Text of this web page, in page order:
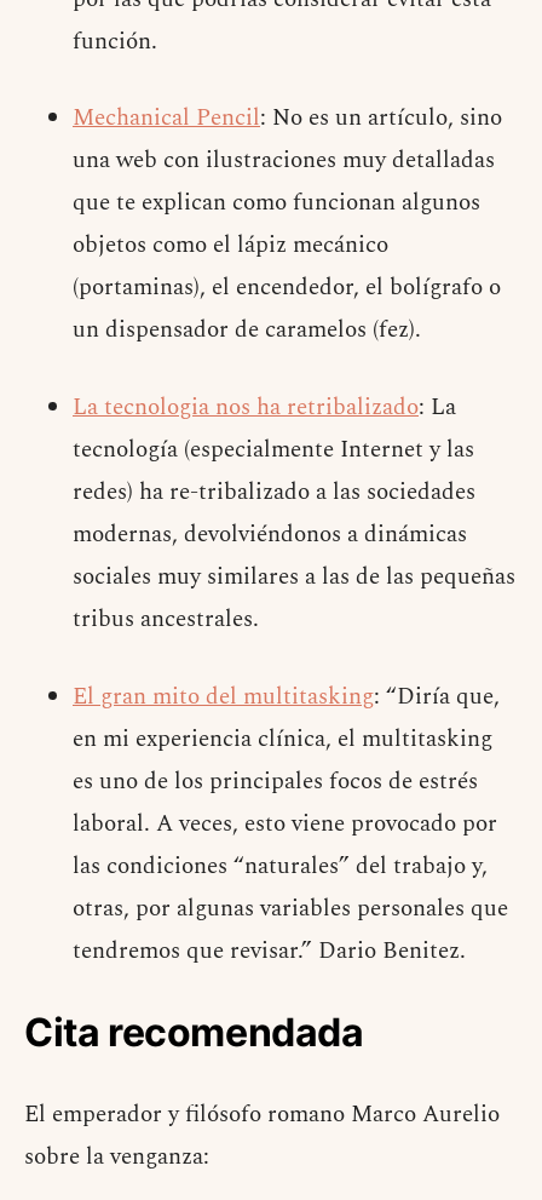
función.
Mechanical Pencil: No es un artículo, sino
una web con ilustraciones muy detalladas
que te explican como funcionan algunos
objetos como el lápiz mecánico
(portaminas), el encendedor, el bolígrafo o
un dispensador de caramelos (fez).
La tecnologia nos ha retribalizado: La
tecnología (especialmente Internet y las
redes) ha re-tribalizado a las sociedades
modernas, devolviéndonos a dinámicas
sociales muy similares a las de las pequeñas
tribus ancestrales.
El gran mito del multitasking: “Diría que,
en mi experiencia clínica, el multitasking
es uno de los principales focos de estrés
laboral. A veces, esto viene provocado por
las condiciones “naturales” del trabajo y,
otras, por algunas variables personales que
tendremos que revisar.” Dario Benitez.
Cita recomendada
El emperador y filósofo romano Marco Aurelio
sobre la venganza: